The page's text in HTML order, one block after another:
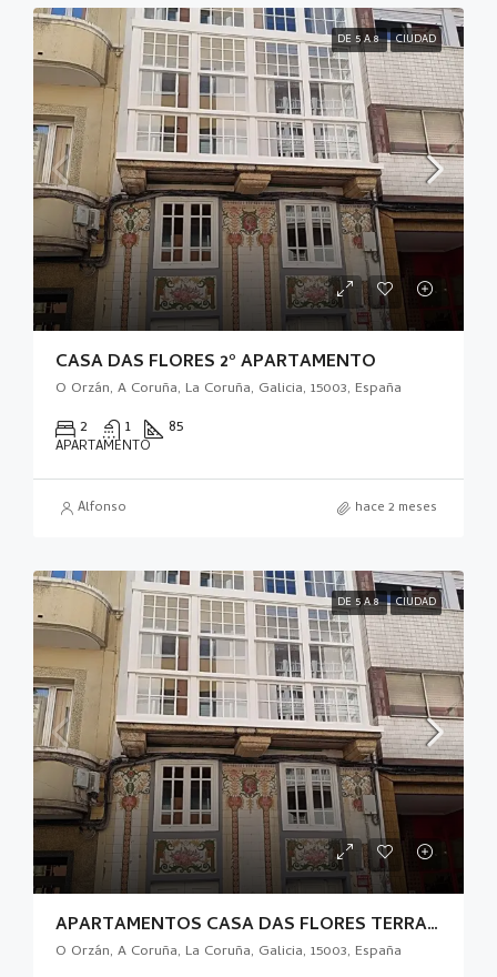
DE 5 A 8 CIUDAD
CASA DAS FLORES 2º APARTAMENTO
O Orzán, A Coruña, La Coruña, Galicia, 15003, España
2 1 85
APARTAMENTO
Alfonso hace 2 meses
DE 5 A 8 CIUDAD
APARTAMENTOS CASA DAS FLORES TERRAZA
O Orzán, A Coruña, La Coruña, Galicia, 15003, España